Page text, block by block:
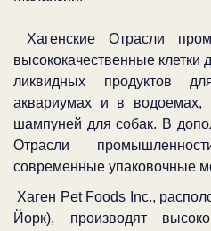
Хагенские Отрасли
высококачественные клетки
ликвидных продуктов
аквариумах и в водоемах,
шампуней для собак. В
Отрасли
современные упаковочные
Хаген Pet Foods Inc.,
Йорк), производят